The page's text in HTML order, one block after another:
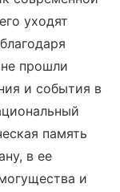
уходят
прошли
и события в
память
в ее
и